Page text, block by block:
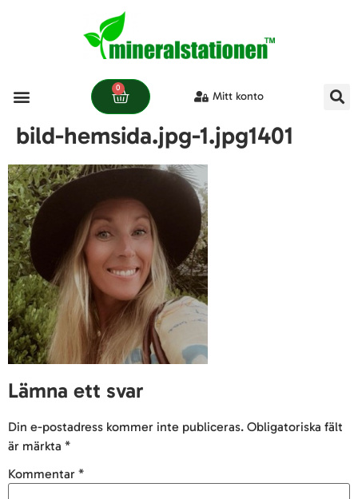
0
Mitt konto
bild-hemsida.jpg-1.jpg1401
Lämna ett svar
Din e-postadress kommer inte publiceras. Obligatoriska fält
är märkta *
Kommentar *